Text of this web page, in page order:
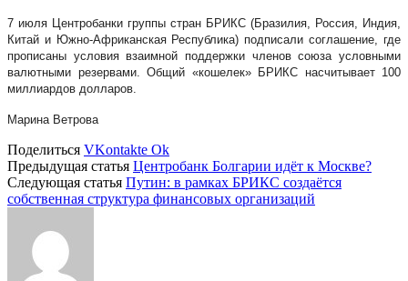
7 июля Центробанки группы стран БРИКС (Бразилия, Россия, Индия,
Китай и Южно-Африканская Республика) подписали соглашение, где
прописаны условия взаимной поддержки членов союза условными
валютными резервами. Общий «кошелек» БРИКС насчитывает 100
миллиардов долларов.
Марина Ветрова
Поделиться VKontakte Ok
Предыдущая статья Центробанк Болгарии идёт к Москве?
Следующая статья Путин: в рамках БРИКС создаётся
собственная структура финансовых организаций